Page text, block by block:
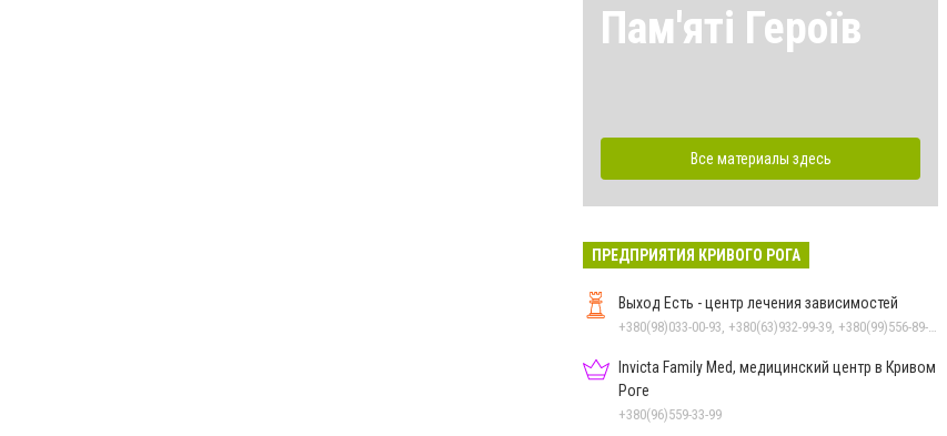
Пам'яті Героїв
Все материалы здесь
ПРЕДПРИЯТИЯ КРИВОГО РОГА
Выход Есть - центр лечения зависимостей
Invicta Family Med, медицинский центр в Кривом
Роге
+380(96)559-33-99